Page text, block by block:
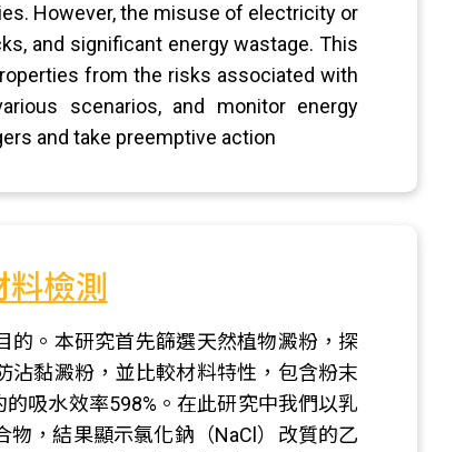
However, the misuse of electricity or
and significant energy wastage. This
from the risks associated with
scenarios, and monitor energy
and take preemptive action
檢測
的。本研究首先篩選天然植物澱粉，探
沾黏澱粉，並比較材料特性，包含粉末
吸水效率598%。在此研究中我們以乳
，結果顯示氯化鈉（NaCl）改質的乙